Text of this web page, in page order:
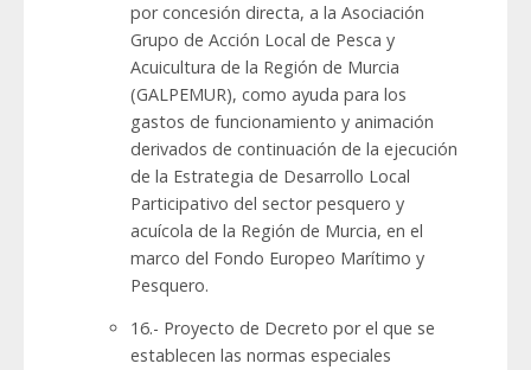
por concesión directa, a la Asociación
Grupo de Acción Local de Pesca y
Acuicultura de la Región de Murcia
(GALPEMUR), como ayuda para los
gastos de funcionamiento y animación
derivados de continuación de la ejecución
de la Estrategia de Desarrollo Local
Participativo del sector pesquero y
acuícola de la Región de Murcia, en el
marco del Fondo Europeo Marítimo y
Pesquero.
16.- Proyecto de Decreto por el que se
establecen las normas especiales